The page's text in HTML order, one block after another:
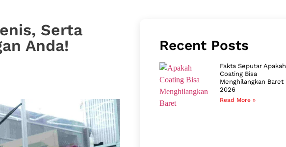
Serta
Anda!
Recent Posts
Fakta Seputar Apakah
Coating Bisa
Menghilangkan Baret
2026
Read More »